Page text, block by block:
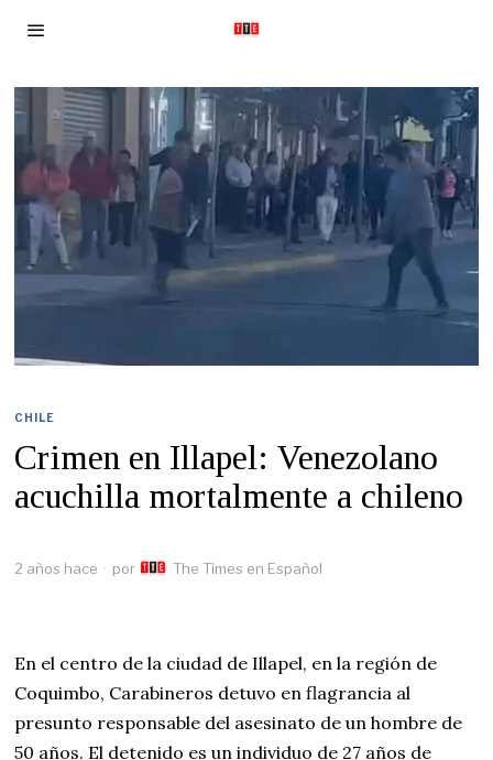
CHILE
Crimen en Illapel: Venezolano
acuchilla mortalmente a chileno
2 años hace por The Times en Español
En el centro de la ciudad de Illapel, en la región de
Coquimbo, Carabineros detuvo en flagrancia al
presunto responsable del asesinato de un hombre de
50 años. El detenido es un individuo de 27 años de